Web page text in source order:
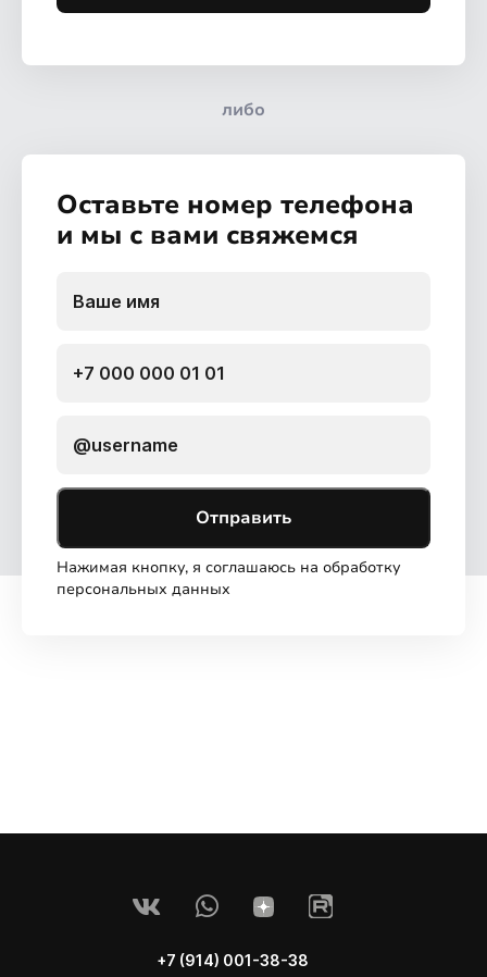
либо
Оставьте номер телефона
и мы с вами свяжемся
Отправить
Нажимая кнопку, я соглашаюсь на обработку
персональных данных
+7 (914) 001-38-38